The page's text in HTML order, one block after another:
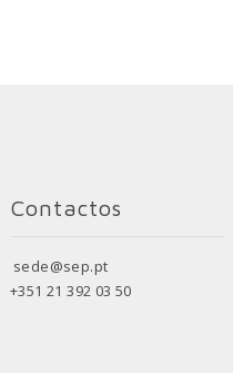
Contactos
sede@sep.pt
+351 21 392 03 50